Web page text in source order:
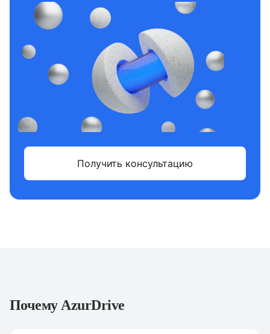
Получить консультацию
Почему AzurDrive